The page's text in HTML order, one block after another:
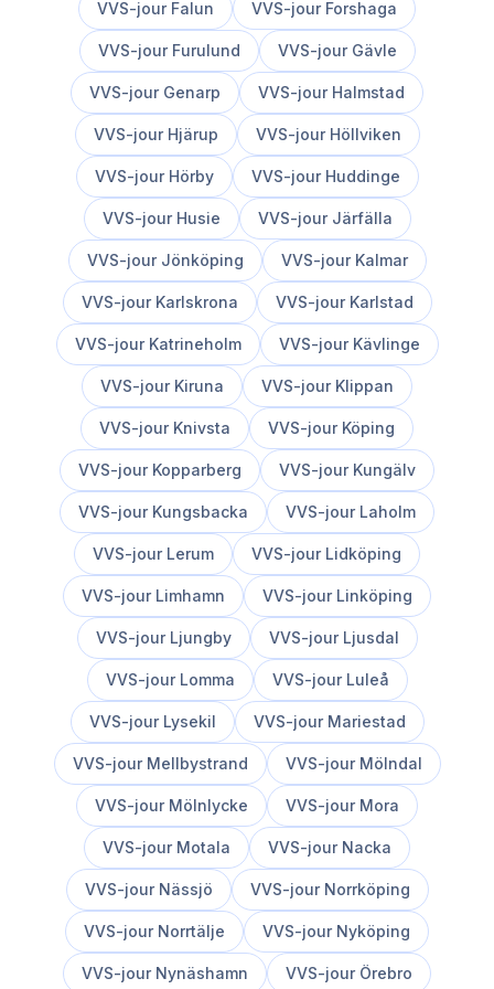
VVS-jour Falun VVS-jour Forshaga
VVS-jour Furulund VVS-jour Gävle
VVS-jour Genarp VVS-jour Halmstad
VVS-jour Hjärup VVS-jour Höllviken
VVS-jour Hörby VVS-jour Huddinge
VVS-jour Husie VVS-jour Järfälla
VVS-jour Jönköping VVS-jour Kalmar
VVS-jour Karlskrona VVS-jour Karlstad
VVS-jour Katrineholm VVS-jour Kävlinge
VVS-jour Kiruna VVS-jour Klippan
VVS-jour Knivsta VVS-jour Köping
VVS-jour Kopparberg VVS-jour Kungälv
VVS-jour Kungsbacka VVS-jour Laholm
VVS-jour Lerum VVS-jour Lidköping
VVS-jour Limhamn VVS-jour Linköping
VVS-jour Ljungby VVS-jour Ljusdal
VVS-jour Lomma VVS-jour Luleå
VVS-jour Lysekil VVS-jour Mariestad
VVS-jour Mellbystrand VVS-jour Mölndal
VVS-jour Mölnlycke VVS-jour Mora
VVS-jour Motala VVS-jour Nacka
VVS-jour Nässjö VVS-jour Norrköping
VVS-jour Norrtälje VVS-jour Nyköping
VVS-jour Nynäshamn VVS-jour Örebro